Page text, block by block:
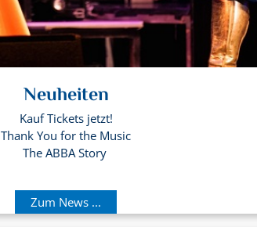
Neuheiten
Kauf Tickets jetzt!
Thank You for the Music
The ABBA Story
Zum News ...